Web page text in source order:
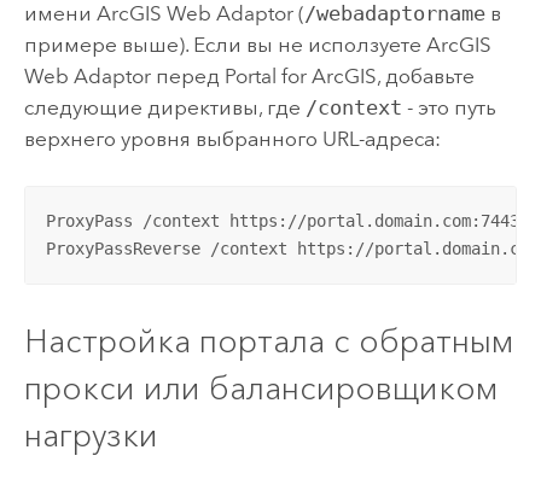
имени ArcGIS Web Adaptor(/webadaptornameв
примере выше). Если вы не исползуете ArcGIS
Web Adaptorперед Portal for ArcGIS, добавьте
следующие директивы, где /context - это путь
верхнего уровня выбранного URL-адреса:
ProxyPass /context https://portal.domain.com:7443/
ProxyPassReverse /context https://
Настройка портала с обратным
прокси или балансировщиком
нагрузки